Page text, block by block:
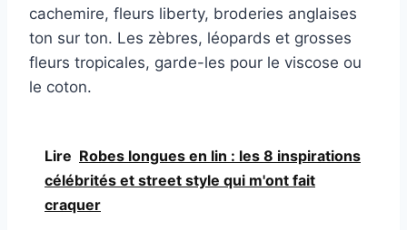
cachemire, fleurs liberty, broderies anglaises
ton sur ton. Les zèbres, léopards et grosses
fleurs tropicales, garde-les pour le viscose ou
le coton.
Lire Robes longues en lin : les 8 inspirations
célébrités et street style qui m'ont fait
craquer